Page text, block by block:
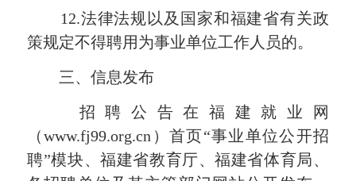
12.法律法规以及国家和福建省有关政
策规定不得聘用为事业单位工作人员的。
三、信息发布
招聘公告在福建就业网
（www.fj99.org.cn）首页“事业单位公开招
聘”模块、福建省教育厅、福建省体育局、